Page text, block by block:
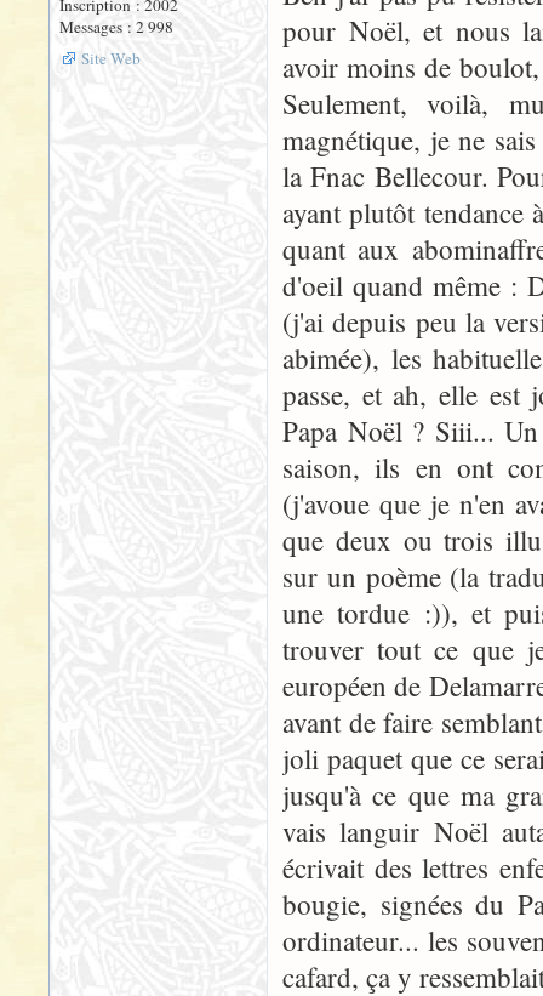
Inscription : 2002
Messages : 2 998
Site Web
pour Noël, et nous
avoir moins de
Seulement, voilà,
magnétique, je ne
la Fnac Bellecour.
ayant plutôt tendance
quant aux
d'oeil quand même :
(j'ai depuis peu la
abimée), les
passe, et ah, elle est
Papa Noël ? Siii...
saison, ils en ont
(j'avoue que je n'en
que deux ou trois
sur un poème (la
une tordue :)), et
trouver tout ce que
européen de
avant de faire
joli paquet que ce
jusqu'à ce que ma
vais languir Noël
écrivait des lettres
bougie, signées du
ordinateur... les
cafard, ça y